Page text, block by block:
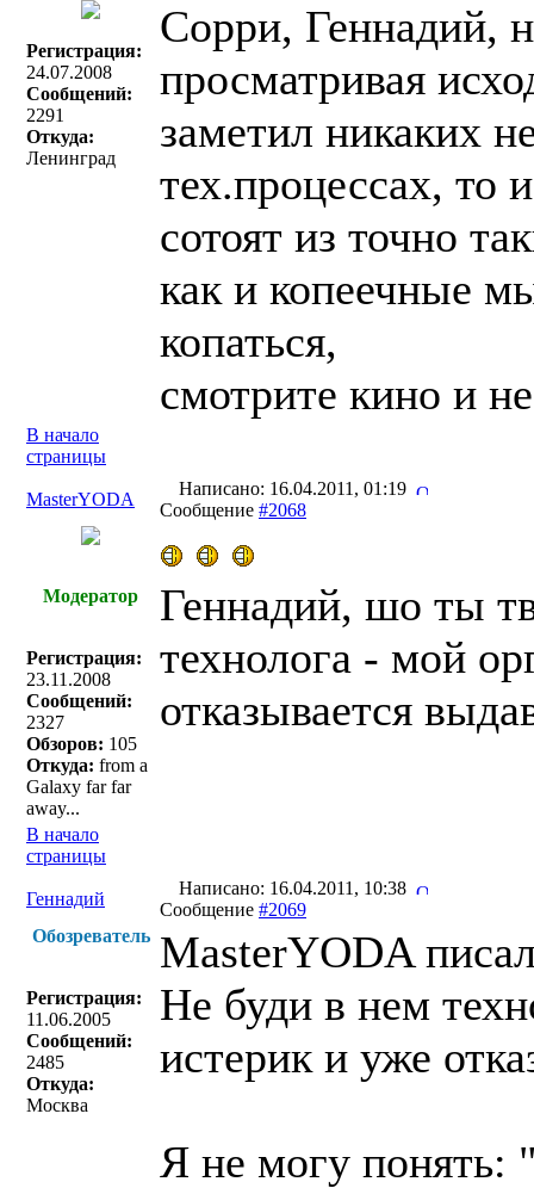
Регистрация:
24.07.2008
Сообщений:
2291
Откуда:
Ленинград
Сорри, Геннадий,
просматривая
заметил никаких
тех.процессах, то
сотоят из точно
как и копеечные
копаться,
смотрите кино и
В начало
страницы
MasterYODA
Написано: 16.04.2011, 01:19
Сообщение #2068
Модератор
Регистрация:
23.11.2008
Сообщений:
2327
Обзоров: 105
Откуда: from a
Galaxy far far
away...
Геннадий, шо ты
технолога - мой
отказывается
В начало
страницы
Геннадий
Написано: 16.04.2011, 10:38
Сообщение #2069
Обозреватель
Регистрация:
11.06.2005
Сообщений:
2485
Откуда:
Москва
MasterYODA
Не буди в нем
истерик и уже
Я не могу понять: